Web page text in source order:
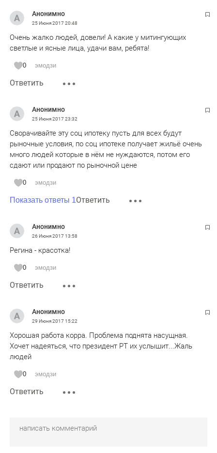
Анонимно
25 Июня 201720:48
Очень жалко людей, довели! А какие у митингующих
светлые и ясные лица, удачи вам, ребята!
0 эмодзи
Ответить
Анонимно
25 Июня 201723:32
Сворачивайте эту соц ипотеку пусть для всех будут
рыночные условия, по соц ипотеке получает жильё очень
много людей которые в нём не нуждаются, потом его
сдают или продают по рыночной цене
0 эмодзи
Показать ответы 1Ответить
Анонимно
26 Июня 201713:58
Регина - красотка!
0 эмодзи
Ответить
Анонимно
29 Июня 201715:22
Хорошая работа корра. Проблема поднята насущная.
Хочет надеяться, что президент РТ их услышит...Жаль
людей
0 эмодзи
Ответить